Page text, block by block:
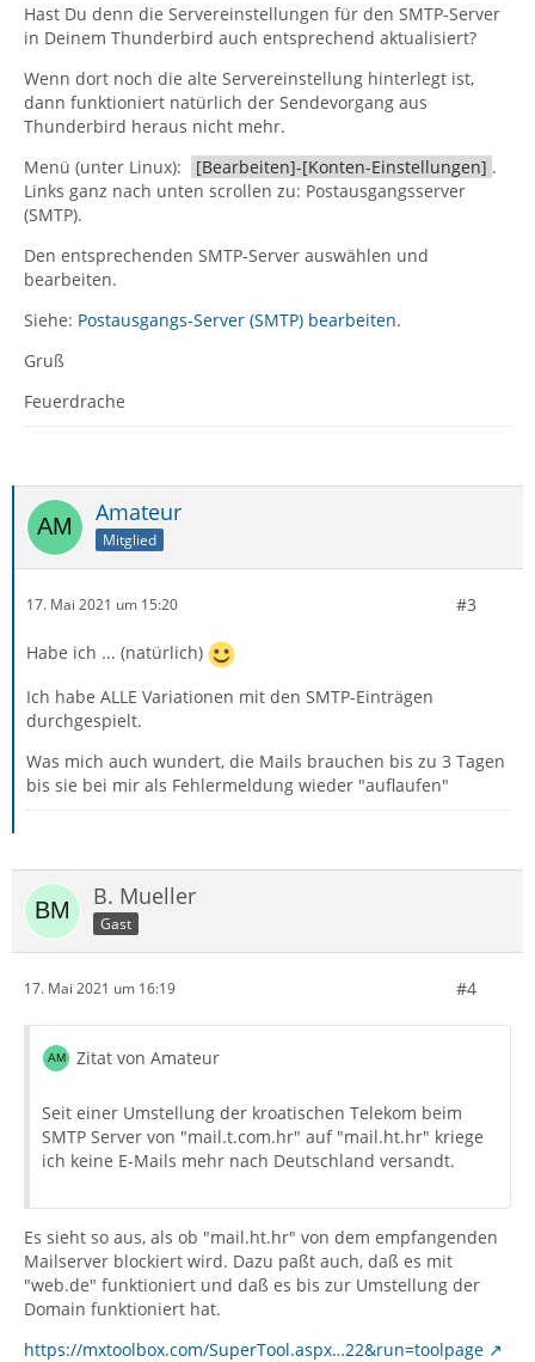
Hast Du denn die Servereinstellungen für den SMTP-Server
in Deinem Thunderbird auch entsprechend aktualisiert?
Wenn dort noch die alte Servereinstellung hinterlegt ist,
dann funktioniert natürlich der Sendevorgang aus
Thunderbird heraus nicht mehr.
Menü (unter Linux):
[Bearbeiten]-[Konten-Einstellungen] .
Links ganz nach unten scrollen zu: Postausgangsserver
(SMTP).
Den entsprechenden SMTP-Server auswählen und
bearbeiten.
Siehe: Postausgangs-Server (SMTP) bearbeiten.
Gruß
Feuerdrache
Amateur
Mitglied
17. Mai 2021 um 15:20 #3
Habe ich ... (natürlich)
Ich habe ALLE Variationen mit den SMTP-Einträgen
durchgespielt.
Was mich auch wundert, die Mails brauchen bis zu 3 Tagen
bis sie bei mir als Fehlermeldung wieder "auflaufen"
B. Mueller
Gast
17. Mai 2021 um 16:19 #4
Zitat von Amateur
Seit einer Umstellung der kroatischen Telekom beim
SMTP Server von "mail.t.com.hr" auf "mail.ht.hr" kriege
ich keine E-Mails mehr nach Deutschland versandt.
Es sieht so aus, als ob "mail.ht.hr" von dem empfangenden
Mailserver blockiert wird. Dazu paßt auch, daß es mit
"web.de" funktioniert und daß es bis zur Umstellung der
Domain funktioniert hat.
https://mxtoolbox.com/SuperTool.aspx…22&run=toolpage